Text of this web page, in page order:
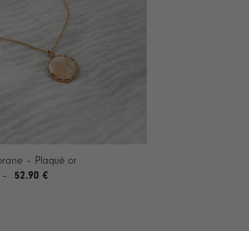
– Plaqué or
– 52.90 €Plage